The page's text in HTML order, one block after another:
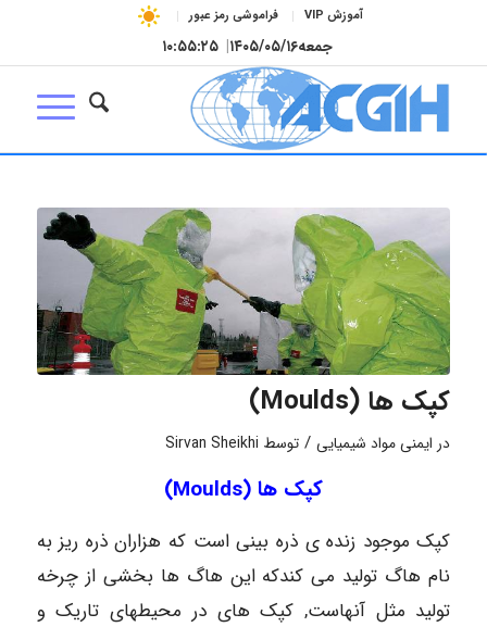
آموزش VIP فراموشی رمز عبور
جمعه۱۴۰۵/۰۵/۱۶| ۱۰:۵۵:۲۵
کپک ها (Moulds)
در ایمنی مواد شیمیایی / توسط Sirvan Sheikhi
کپک ها (Moulds)
کپک موجود زنده ی ذره بینی است که هزاران ذره ریز به
نام هاگ تولید می کندکه این هاگ ها بخشی از چرخه
تولید مثل آنهاست, کپک های در محیطهای تاریک و